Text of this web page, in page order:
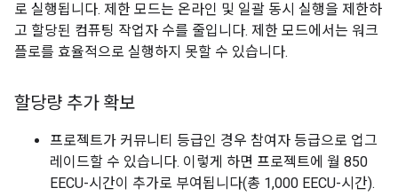
로 실행됩니다. 제한 모드는 온라인 및 일괄 동시 실행을 제한하
고 할당된 컴퓨팅 작업자 수를 줄입니다. 제한 모드에서는 워크
플로를 효율적으로 실행하지 못할 수 있습니다.
할당량 추가 확보
프로젝트가 커뮤니티 등급인 경우 참여자 등급으로 업그
레이드할 수 있습니다. 이렇게 하면 프로젝트에 월 850
EECU-시간이 추가로 부여됩니다(총 1,000 EECU-시간).